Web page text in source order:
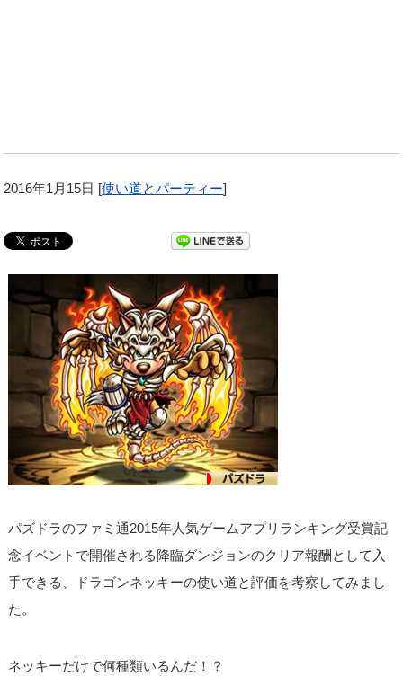
2016年1月15日 [使い道とパーティー]
パズドラのファミ通2015年人気ゲームアプリランキング受賞記
念イベントで開催される降臨ダンジョンのクリア報酬として入
手できる、ドラゴンネッキーの使い道と評価を考察してみまし
た。
ネッキーだけで何種類いるんだ！？